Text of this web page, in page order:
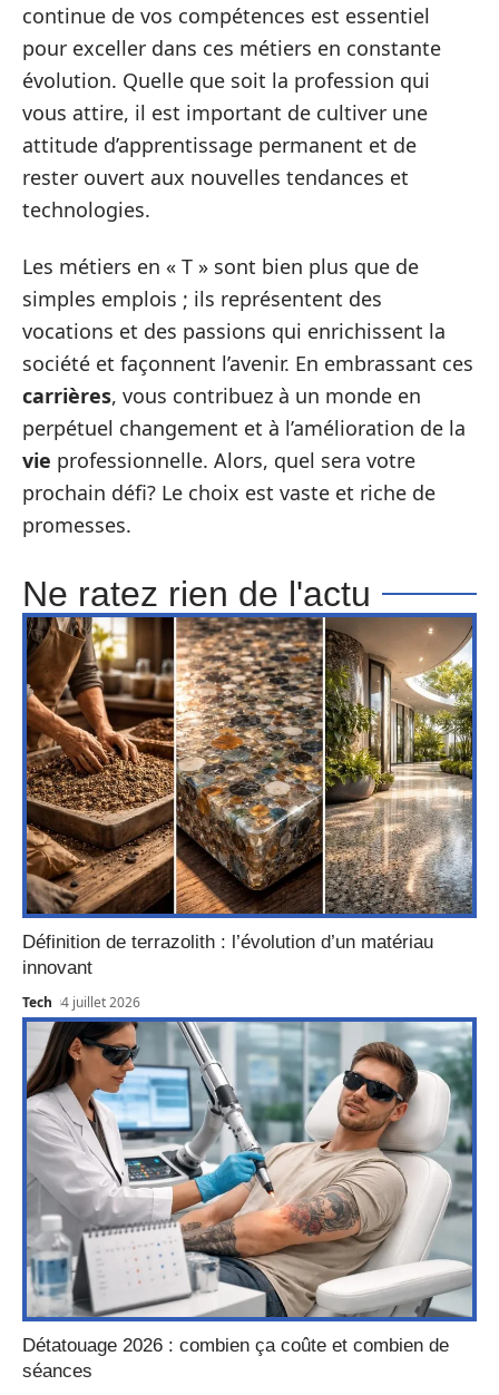
continue de vos compétences est essentiel
pour exceller dans ces métiers en constante
évolution. Quelle que soit la profession qui
vous attire, il est important de cultiver une
attitude d’apprentissage permanent et de
rester ouvert aux nouvelles tendances et
technologies.
Les métiers en « T » sont bien plus que de
simples emplois ; ils représentent des
vocations et des passions qui enrichissent la
société et façonnent l’avenir. En embrassant ces
carrières, vous contribuez à un monde en
perpétuel changement et à l’amélioration de la
vie professionnelle. Alors, quel sera votre
prochain défi? Le choix est vaste et riche de
promesses.
Ne ratez rien de l'actu
Définition de terrazolith : l’évolution d’un matériau
innovant
Tech 4 juillet 2026
Détatouage 2026 : combien ça coûte et combien de
séances